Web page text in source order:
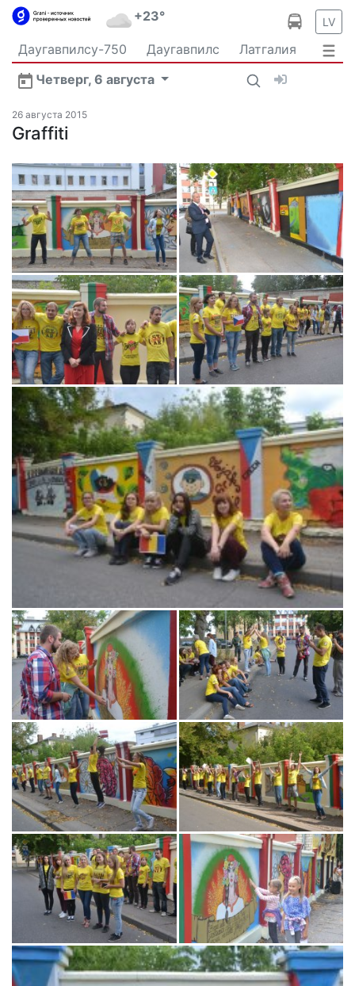
+23° LV
Даугавпилсу-750 Даугавпилс
Латгалия
Латвия
Политика Происшествия
Спорт
Общество
Четверг, 6 августа
Новости Даугавпилса
Транспорт
Рыбалка и охота
26 августа 2015
Graffiti